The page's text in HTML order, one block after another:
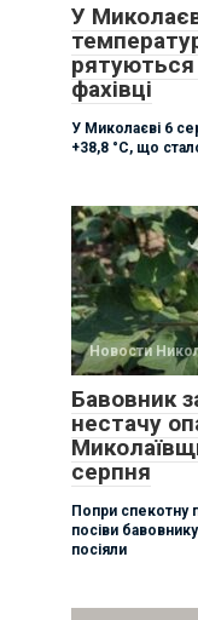
У
фахівці
У Миколаєві 6
+38,8 °C, що
Новости
Бавовник
нестачу
серпня
Попри спекотну
посіви
посіяли